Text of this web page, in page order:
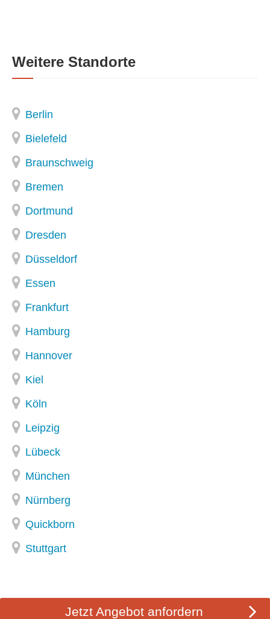
Weitere Standorte
Berlin
Bielefeld
Braunschweig
Bremen
Dortmund
Dresden
Düsseldorf
Essen
Frankfurt
Hamburg
Hannover
Kiel
Köln
Leipzig
Lübeck
München
Nürnberg
Quickborn
Stuttgart
JetztAngebot anfordern